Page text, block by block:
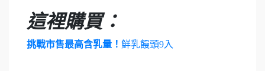
這裡購買：
挑戰市售最高含乳量！ 鮮乳饅頭9入